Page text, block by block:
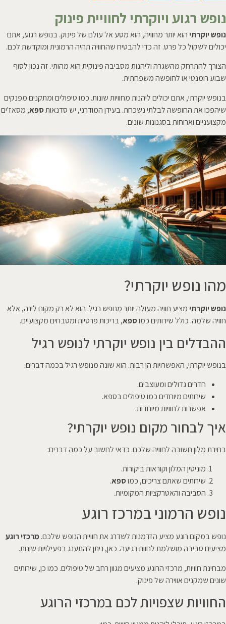
נופש רגוע ויוקרתי לחוויית פינוק
נופש יוקרתי הוא יותר מחוויה, הוא מסע אל עולם של פינוק. בנופש רגוע, אתם
יכולים לשקול כל פרט. זה כדי להבטיח שהחוויה תהיה הרמונית ומוקדשת לכם.
הצורך להתרחק מהשגרה וליהנות מסביבה פינוקית הוא מהותי. זה נכון לסוף
שבוע רומנטי או לחופשה משפחתית.
בנופש יוקרתי, אתם יכולים ליהנות מחוויות שונות. כמו טיפולים ומתקנים מפנקים
שיהפכו את החופשה לבלתי נשכחת. בעידן המודרני, יש סדנאותספא, מסאז'ים
מקצועניים וארוחות בסגנונות שונים.
מהו נופש יוקרתי?
נופש יוקרתי מציע חוויה מעולה יותר מנופש רגיל. הוא לא רק מקום לינה, אלא
חוויה שלמה. כולל שירותים כמוספא, בריכות פרטיות ומטבחים מקצועיים.
ההבדלים בין נופש יוקרתי לנופש רגיל
בנופש יוקרתי, האפשרויות הן רבות. הוא שונה מנופש רגיל בכמה דברים:
חדרים גדולים ומעוצבים.
שירותים מיוחדים כמו טיפולים בספא.
אפשרות לחוויות מיוחדות.
איך לבחור מקום נופש יוקרתי?
בחירת מלון חשובה לחוויה שלכם. כדאי לחשוב על כמה דברים:
מוניטין המלון וקוראות ביקורות.
שירותים שאתם צריכים, כמוספא.
הסביבה והאטרקציות המקומיות.
נופש הרמוני במרכז רוגע
נופש במקום רוגע מציע הזדמנות לשדרג את חוויית הנופש שלכם. מרכזי רוגע
מציעים סביבה מושלמת לחוות רגיעה. כאן, ניתן להתענג בפעילויות שונות.
מבחינת חוויות, מרכזי הרוגע מציעים מגוון רחב של טיפולים. כמו כן, שירותים
שונים שמקנים אווירה של פינוק.
החוויות שצפויות לכם במרכזי הרוגע